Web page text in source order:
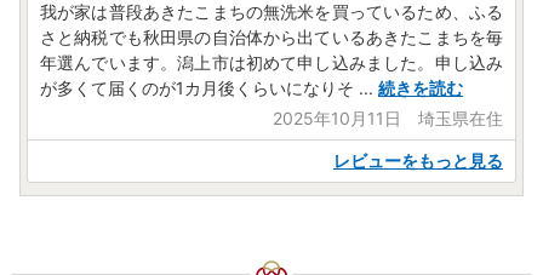
我が家は普段あきたこまちの無洗米を買っているため、ふる
さと納税でも秋田県の自治体から出ているあきたこまちを毎
年選んでいます。潟上市は初めて申し込みました。申し込み
が多くて届くのが1カ月後くらいになりそ ... 続きを読む
2025年10月11日 埼玉県在住
レビューをもっと見る